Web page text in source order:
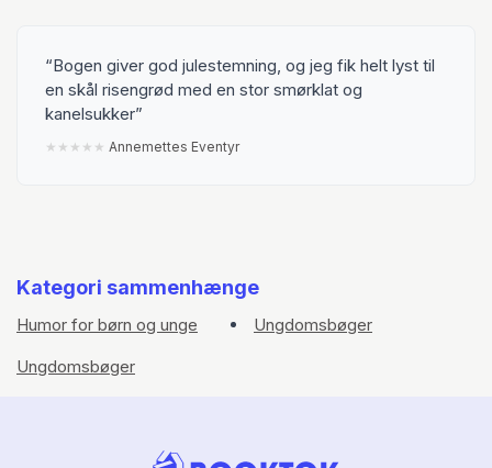
Bogen giver god julestemning, og jeg fik helt lyst til
en skål risengrød med en stor smørklat og
kanelsukker
★ ★ ★ ★ ★ Annemettes Eventyr
Kategori sammenhænge
Humor for børn og unge
Ungdomsbøger
Ungdomsbøger